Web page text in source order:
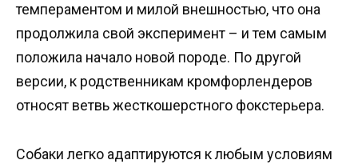
темпераментом и милой внешностью, что она
продолжила свой эксперимент – и тем самым
положила начало новой породе. По другой
версии, к родственникам кромфорлендеров
относят ветвь жесткошерстного фокстерьера.
Собаки легко адаптируются к любым условиям